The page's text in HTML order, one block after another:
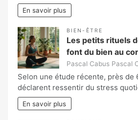
En savoir plus
BIEN-ÊTRE
Les petits rituels
font du bien au
Pascal Cabus Pascal
Selon une étude récente, près de
déclarent ressentir du stress
En savoir plus